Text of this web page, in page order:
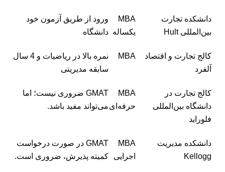
دانشکده تجارت
بین‌المللی Hult
MBA
یکساله
ورود از طریق آزمون خود
دانشگاه
کالج تجارت و اقتصاد
آلفرد
MBA
نمره بالا در ریاضیات و 4 سال
سابقه مدیریتی
کالج تجارت در
دانشگاه بین‌المللی
فلوراید
MBA
حرفه‌ای
GMAT ضروری نیست؛ اما
می‌تواند مفید باشد.
دانشکده مدیریت
Kellogg
MBA
اجرایی
GMAT در صورت درخواست
کمیته پذیرش، ضروری است.